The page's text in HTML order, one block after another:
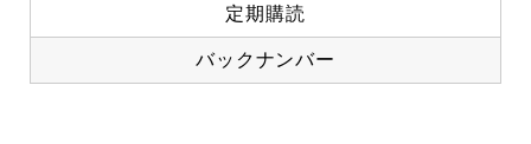
定期購読
バックナンバー